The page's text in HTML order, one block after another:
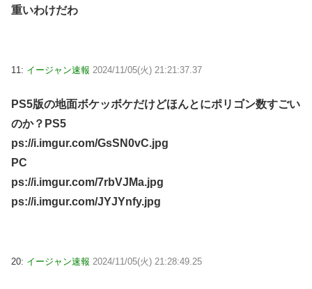
重いわけだわ
11: イージャン速報 2024/11/05(火) 21:21:37.37
PS5版の地面ボケッボケだけどほんとにポリゴン数すごい
のか？PS5
ps://i.imgur.com/GsSN0vC.jpg
PC
ps://i.imgur.com/7rbVJMa.jpg
ps://i.imgur.com/JYJYnfy.jpg
20: イージャン速報 2024/11/05(火) 21:28:49.25